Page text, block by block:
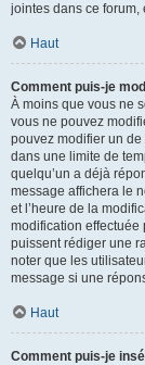
jointes dans ce forum,
Haut
Comment puis-je
À moins que vous ne
vous ne pouvez
pouvez modifier un
dans une limite de
quelqu’un a déjà
message affichera le
et l’heure de la
modification effectuée
puissent rédiger une
noter que les
message si une
Haut
Comment puis-je